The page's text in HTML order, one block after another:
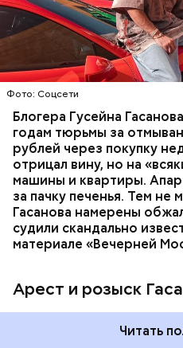
Фото: Соцсети
Блогера Гусейна
годам тюрьмы за
рублей через покупку
отрицал вину, но на
машины и квартиры.
за пачку печенья. Тем не
Гасанова намерены
судили скандально
материале «Вечерней
Арест и розыск
неуплате налогов и
доходов в особо крупном
мужчину заочно
Читать
НАЛОГИ ПОИСК ЛЮДЕЙ
ГАСАН ГУСЕЙНОВ